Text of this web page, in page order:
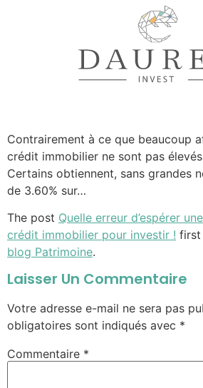
Contrairement à ce que beaucoup
crédit immobilier ne sont pas
Certains obtiennent, sans grandes
de 3.60% sur…
The post Quelle erreur d’espérer
crédit immobilier pour investir ! first
blog Patrimoine.
Laisser Un Commentaire
Votre adresse e-mail ne sera pas
obligatoires sont indiqués avec *
Commentaire *